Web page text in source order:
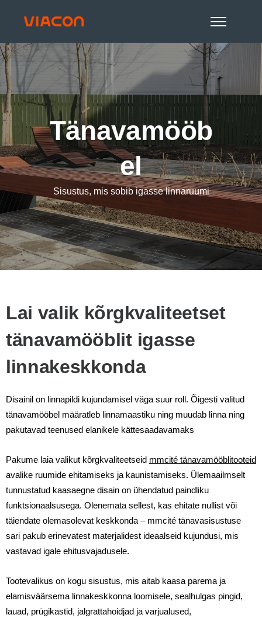
Tänavamööb
el
Sisustus, mis sobib igasse linnaruumi
Lai valik kõrgkvaliteetset
tänavamööblit igasse
linnakeskkonda
Disainil on linnapildi kujundamisel väga suur roll. Õigesti valitud
tänavamööbel määratleb linnamaastiku ning muudab linna ning
pakutavad teenused elanikele kättesaadavamaks
Pakume laia valikut kõrgkvaliteetseid mmcité tänavamööblitooteid
avalike ruumide ehitamiseks ja kaunistamiseks. Ülemaailmselt
tunnustatud kaasaegne disain on ühendatud paindliku
funktsionaalsusega. Olenemata sellest, kas ehitate nullist või
täiendate olemasolevat keskkonda – mmcité tänavasisustuse
sari pakub erinevatest materjalidest ideaalseid kujundusi, mis
vastavad igale ehitusvajadusele.
Tootevalikus on kogu sisustus, mis aitab kaasa parema ja
elamisväärsema linnakeskkonna loomisele, sealhulgas pingid,
lauad, prügikastid, jalgrattahoidjad ja varjualused,